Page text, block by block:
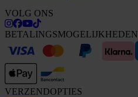
VOLG ONS
BETALINGSMOGELIJKHEDEN
VERZENDOPTIES